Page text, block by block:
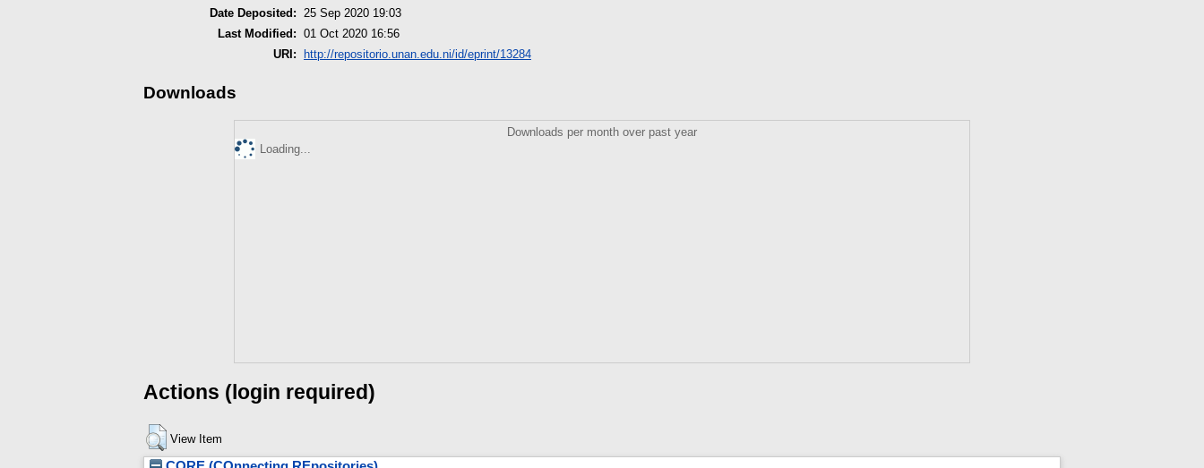
Date Deposited:
25 Sep 2020 19:03
Last Modified: 01 Oct 2020 16:56
URI:
http://repositorio.unan.edu.ni/id/eprint/13284
Downloads
Downloads per month over past year
Loading...
Actions (login required)
View Item